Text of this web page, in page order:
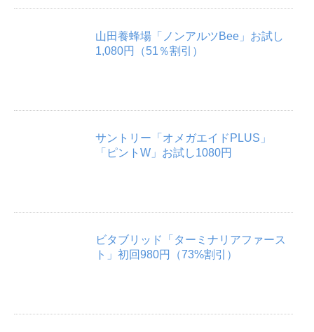
山田養蜂場「ノンアルツBee」お試し
1,080円（51％割引）
サントリー「オメガエイドPLUS」
「ピントW」お試し1080円
ビタブリッド「ターミナリアファース
ト」初回980円（73%割引）